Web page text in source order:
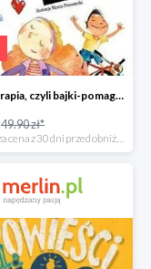
Bajkoterapia, czyli bajki-pomagajki dla małych i dużych -32%
49.90 zł*
*najniższa cena z 30 dni przed obniżką